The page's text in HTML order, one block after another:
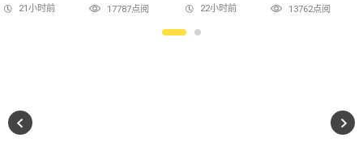
21小时前 17787点阅 22小时前 13762点阅